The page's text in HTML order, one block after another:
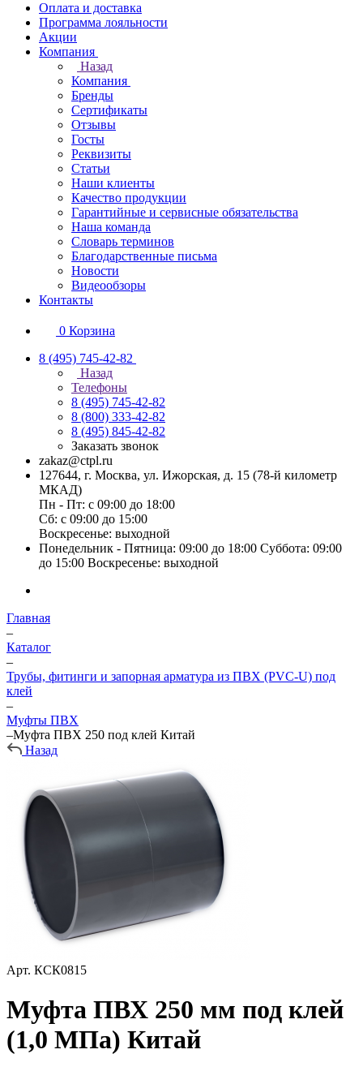
Оплата и доставка
Программа лояльности
Акции
Компания
Назад
Компания
Бренды
Сертификаты
Отзывы
Госты
Реквизиты
Статьи
Наши клиенты
Качество продукции
Гарантийные и сервисные обязательства
Наша команда
Словарь терминов
Благодарственные письма
Новости
Видеообзоры
Контакты
0 Корзина
8 (495) 745-42-82
Назад
Телефоны
8 (495) 745-42-82
8 (800) 333-42-82
8 (495) 845-42-82
Заказать звонок
zakaz@ctpl.ru
127644, г. Москва, ул. Ижорская, д. 15 (78-й километр
МКАД)
Пн - Пт: с 09:00 до 18:00
Сб: с 09:00 до 15:00
Воскресенье: выходной
Понедельник - Пятница: 09:00 до 18:00 Суббота: 09:00
до 15:00 Воскресенье: выходной
Главная
–
Каталог
–
Трубы, фитинги и запорная арматура из ПВХ (PVC-U) под
клей
–
Муфты ПВХ
–Муфта ПВХ 250 под клей Китай
Назад
Арт. КСК0815
Муфта ПВХ 250 мм под клей
(1,0 МПа) Китай